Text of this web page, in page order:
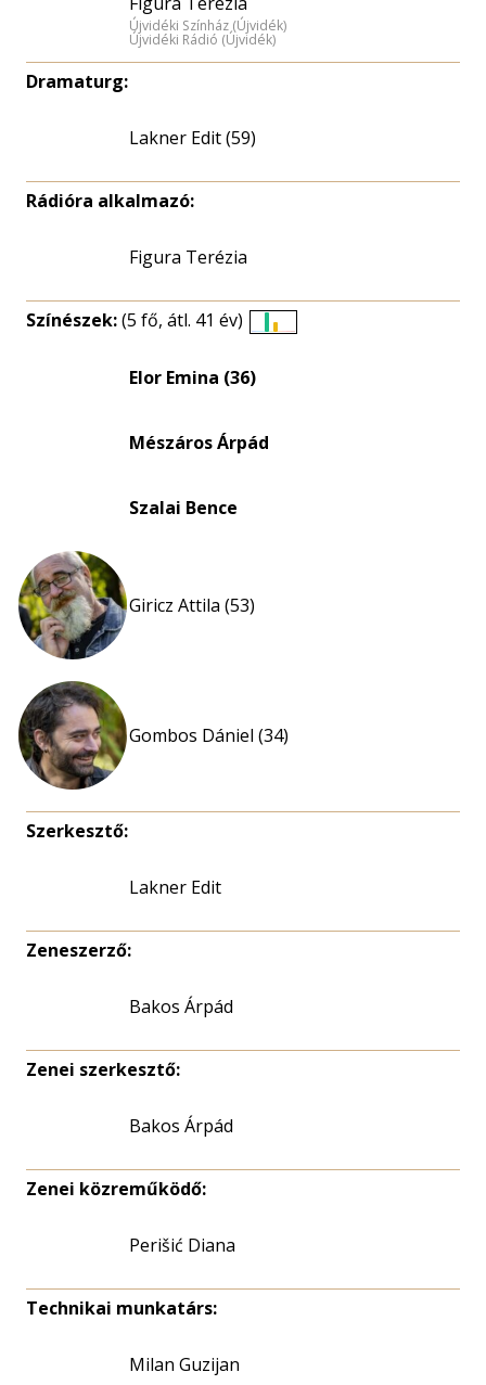
Újvidéki Színház (Újvidék)
Újvidéki Rádió (Újvidék)
Dramaturg:
Lakner Edit (59)
Rádióra alkalmazó:
Figura Terézia
Színészek:(5 fő, átl. 41 év)
Elor Emina (36)
Mészáros Árpád
Szalai Bence
Giricz Attila (53)
Gombos Dániel (34)
Szerkesztő:
Lakner Edit
Zeneszerző:
Bakos Árpád
Zenei szerkesztő:
Bakos Árpád
Zenei közreműködő:
Perišić Diana
Technikai munkatárs:
Milan Guzijan